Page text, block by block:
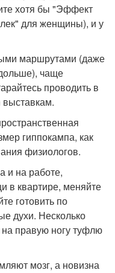
хотя бы "Эффект
для женщины), и у
маршрутами (даже
чаще
проводить в
гиппокампа, как
физиологов.
и на работе,
в квартире, меняйте
готовить по
духи. Несколько
на правую ногу туфлю
мозг, а новизна